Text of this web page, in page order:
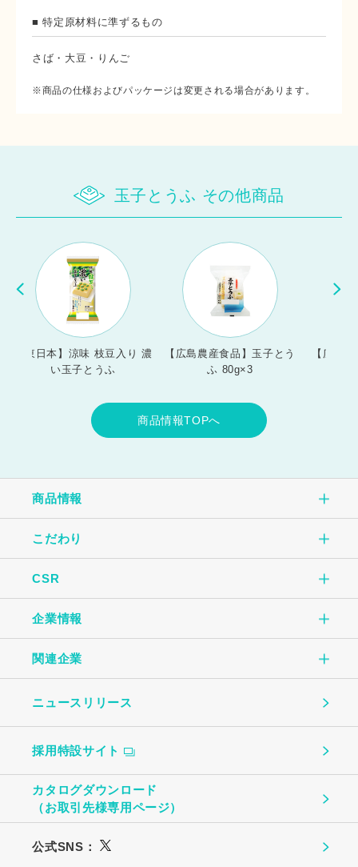
■ 特定原材料に準ずるもの
さば・大豆・りんご
※商品の仕様およびパッケージは変更される場合があります。
玉子とうふ その他商品
入り 濃
【広島農産食品】玉子とう
ふ 80g×3
【広島農産食品】濃い玉子
商品情報TOPへ
商品情報
商品情報TOP
オムレツ
温泉たまご・ゆで卵
こだわり
こだわりTOP
大切にしていること
ものづくり
CSR
CSR TOP
働く社員のために
企業情報
企業情報TOP
ご挨拶
会社概要
事業所・関連企業
関連企業
（株）中条たまご
中条たまご直売店
（株）ビッグエッグ札幌
（株）トーチク
ニュースリリース
採用特設サイト
カタログダウンロード
（お取引先様専用ページ）
公式SNS：